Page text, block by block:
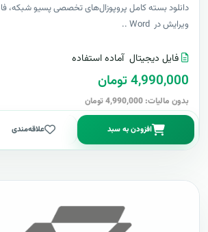
دانلود بسته کامل پروپوزال‌های تخصصی پسیو شبکه،
ویرایش در Word ..
فایل دیجیتال آماده استفاده
4,990,000 تومان
بدون مالیات: 4,990,000 تومان
افزودن به سبد علاقه‌مندی